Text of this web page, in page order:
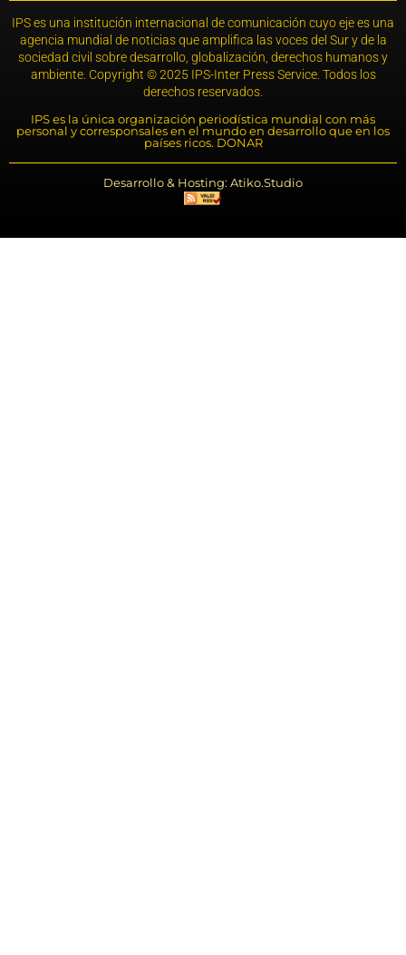
IPS es una institución internacional de comunicación cuyo eje es una
agencia mundial de noticias que amplifica las voces del Sur y de la
sociedad civil sobre desarrollo, globalización, derechos humanos y
ambiente. Copyright © 2025 IPS-Inter Press Service. Todos los
derechos reservados.
IPS es la única organización periodística mundial con más
personal y corresponsales en el mundo en desarrollo que en los
países ricos. DONAR
Desarrollo & Hosting: Atiko.Studio